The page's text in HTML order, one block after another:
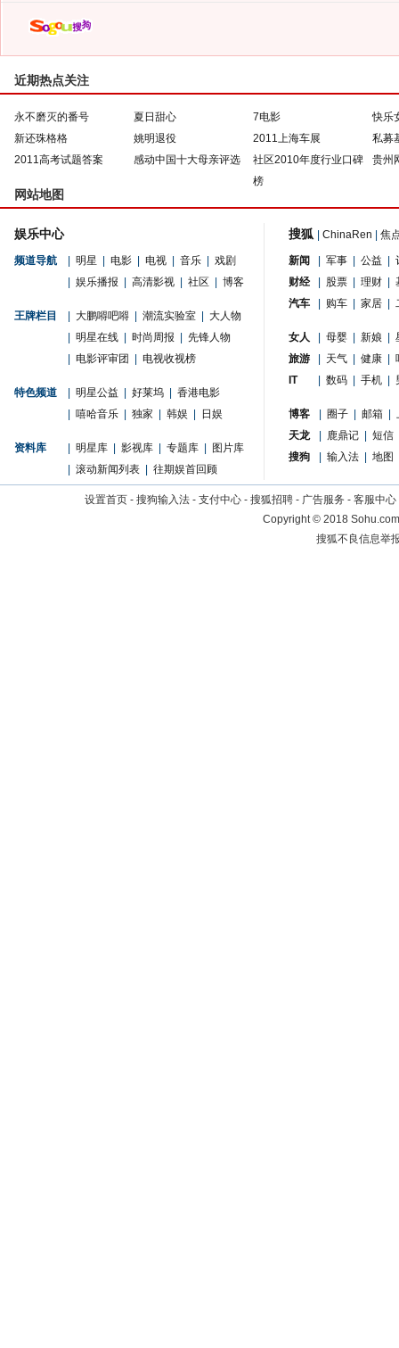
近期热点关注
永不磨灭的番号 夏日甜心 7电影
快乐
新还珠格格
姚明退役 2011上海车展
私募
2011高考试题答案
感动中国十大母亲评选
社区2010年度行业口碑
榜
贵州
网站地图
娱乐中心
频道导航 明星 电影 电视 音乐
戏剧
娱乐播报 高清影视 社区 博客
王牌栏目 大鹏嘚吧嘚 潮流实验室
大人物
明星在线 时尚周报
先锋人物
电影评审团 电视收视榜
特色频道 明星公益 好莱坞
香港电影
嘻哈音乐 独家 韩娱 日娱
资料库 明星库 影视库 专题库
图片库
滚动新闻列表 往期娱首回顾
搜狐 ChinaRen 焦
新闻 军事 公益
财经
股票 理财
汽车
购车 家居
女人 母婴 新娘
旅游
天气 健康
IT
数码 手机
博客 圈子 邮箱
天龙
鹿鼎记
短信
搜狗
输入法 地图
设置首页 - 搜狗输入法 - 支付中心 - 搜狐招聘 - 广告服务 - 客服中心
Copyright©2018
搜狐不良信息举